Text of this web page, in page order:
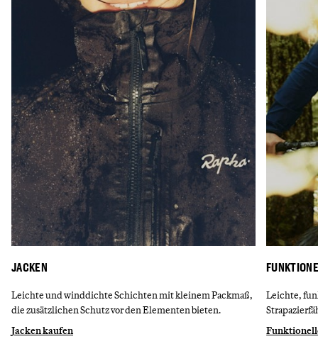
JACKEN
Leichte und winddichte Schichten mit kleinem Packmaß,
die zusätzlichen Schutz vor den Elementen bieten.
Jacken kaufen
Leichte,